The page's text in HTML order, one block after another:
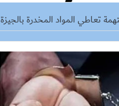
تعاطي المواد المخدرة بالجيزة